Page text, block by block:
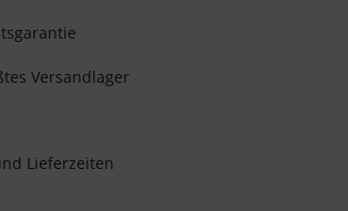
Versandlager
Lieferzeiten